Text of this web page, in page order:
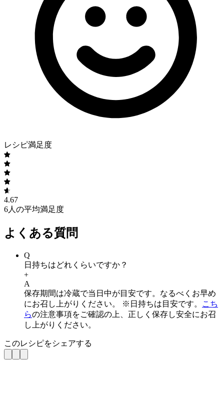
レシピ満足度
4.67
6人の平均満足度
よくある質問
Q
日持ちはどれくらいですか？
+
A
保存期間は冷蔵で当日中が目安です。なるべくお早め
にお召し上がりください。 ※日持ちは目安です。
こち
らの注意事項をご確認の上、正しく保存し安全にお召
し上がりください。
このレシピをシェアする